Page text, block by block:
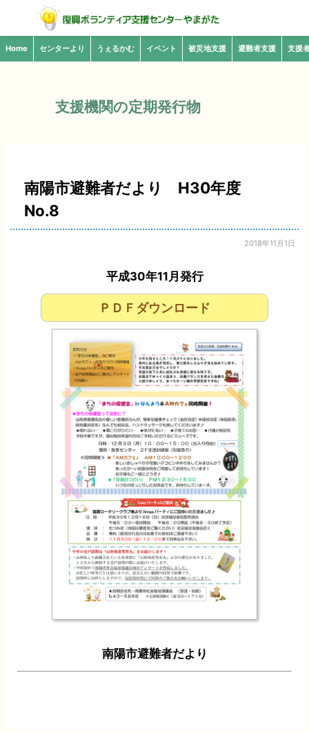
Home センターより うぇるかむ イベント 被災地支援 避難者支援 支援
支援機関の定期発行物
南陽市避難者だより H30年度
No.8
2018年11月1日
平成30年11月発行
ＰＤＦダウンロード
南陽市避難者だより